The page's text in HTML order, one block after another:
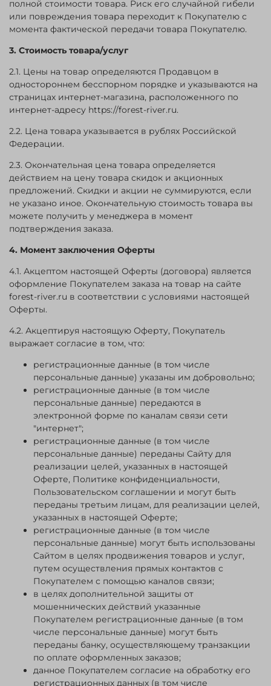
полной стоимости товара. Риск его случайной гибели
или повреждения товара переходит к Покупателю с
момента фактической передачи товара Покупателю.
3. Стоимость товара/услуг
2.1. Цены на товар определяются Продавцом в
одностороннем бесспорном порядке и указываются на
страницах интернет-магазина, расположенного по
интернет-адресу https://forest-river.ru.
2.2. Цена товара указывается в рублях Российской
Федерации.
2.3. Окончательная цена товара определяется
действием на цену товара скидок и акционных
предложений. Скидки и акции не суммируются, если
не указано иное. Окончательную стоимость товара вы
можете получить у менеджера в момент
подтверждения заказа.
4. Момент заключения Оферты
4.1. Акцептом настоящей Оферты (договора) является
оформление Покупателем заказа на товар на сайте
forest-river.ru в соответствии с условиями настоящей
Оферты.
4.2. Акцептируя настоящую Оферту, Покупатель
выражает согласие в том, что:
регистрационные данные (в том числе
персональные данные) указаны им добровольно;
регистрационные данные (в том числе
персональные данные) передаются в
электронной форме по каналам связи сети
"интернет";
регистрационные данные (в том числе
персональные данные) переданы Сайту для
реализации целей, указанных в настоящей
Оферте, Политике конфиденциальности,
Пользовательском соглашении и могут быть
переданы третьим лицам, для реализации целей,
указанных в настоящей Оферте;
регистрационные данные (в том числе
персональные данные) могут быть использованы
Сайтом в целях продвижения товаров и услуг,
путем осуществления прямых контактов с
Покупателем с помощью каналов связи;
в целях дополнительной защиты от
мошеннических действий указанные
Покупателем регистрационные данные (в том
числе персональные данные) могут быть
переданы банку, осуществляющему транзакции
по оплате оформленных заказов;
данное Покупателем согласие на обработку его
регистрационных данных (в том числе